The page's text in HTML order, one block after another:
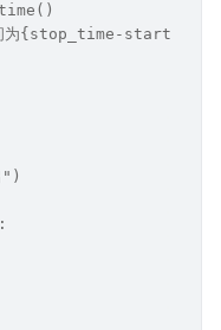
间为{stop_time-
输出")